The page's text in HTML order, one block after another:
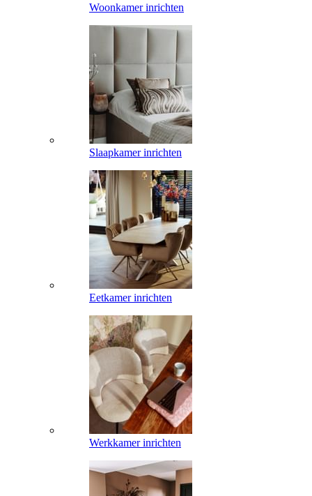
Woonkamer inrichten
Slaapkamer inrichten
Eetkamer inrichten
Werkkamer inrichten